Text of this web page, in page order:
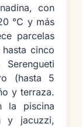
con
°C y más
parcelas
cinco
(hasta 5
y terraza.
la piscina
y jacuzzi,